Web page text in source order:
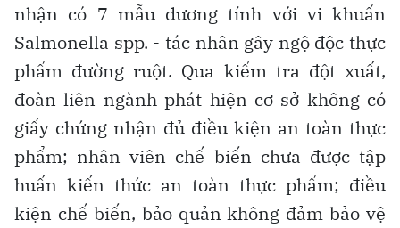
nhận có 7 mẫu dương tính với vi khuẩn
Salmonella spp. - tác nhân gây ngộ độc thực
phẩm đường ruột. Qua kiểm tra đột xuất,
đoàn liên ngành phát hiện cơ sở không có
giấy chứng nhận đủ điều kiện an toàn thực
phẩm; nhân viên chế biến chưa được tập
huấn kiến thức an toàn thực phẩm; điều
kiện chế biến, bảo quản không đảm bảo vệ